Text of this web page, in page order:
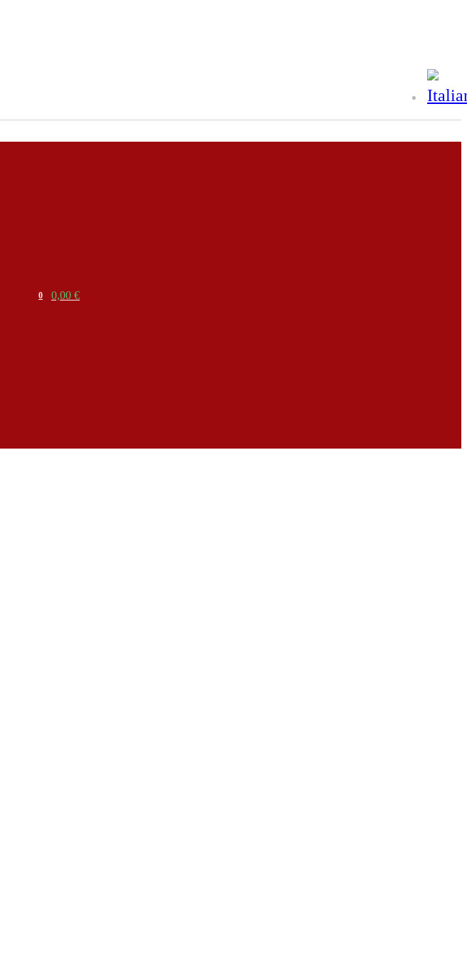
Search0 0,00 €
Cart